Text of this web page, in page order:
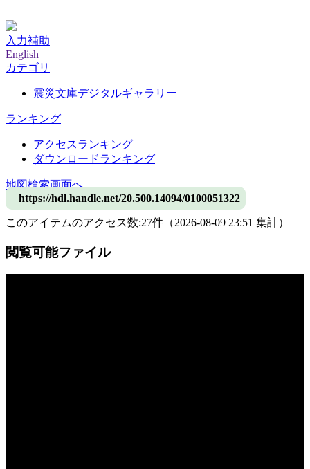
入力補助
English
カテゴリ
震災文庫デジタルギャラリー
ランキング
アクセスランキング
ダウンロードランキング
地図検索画面へ
https://hdl.handle.net/20.500.14094/0100051322
このアイテムのアクセス数:27件 （2026-08-09 23:51 集計）
閲覧可能ファイル